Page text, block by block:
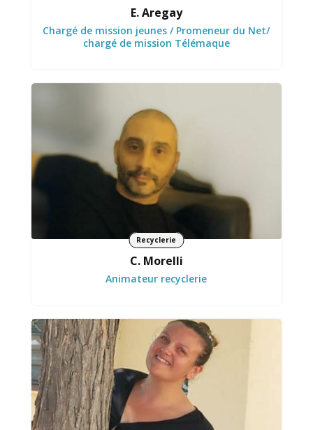
E. Aregay
Chargé de mission jeunes / Promeneur du Net/
chargé de mission Télémaque
Recyclerie
C. Morelli
Animateur recyclerie
créativité
Accompagne les jeunes avec attention et soucis
du détail